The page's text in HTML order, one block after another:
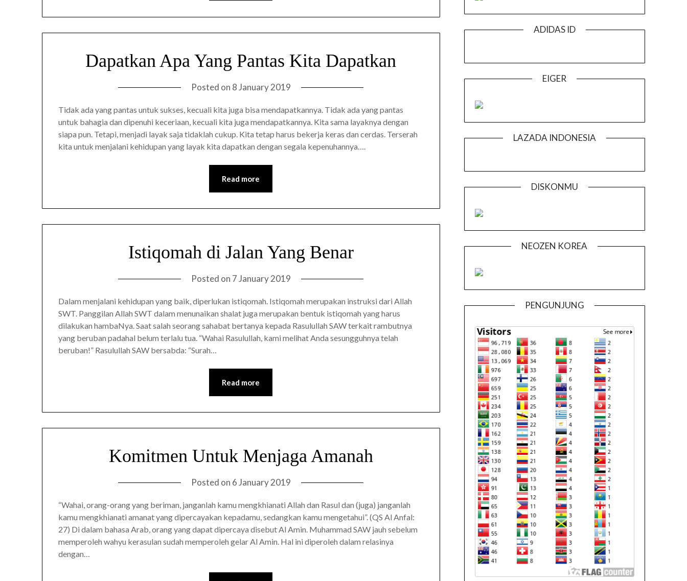
Dapatkan Apa Yang Pantas Kita Dapatkan
Posted on 8 January 2019
Tidak ada yang pantas untuk sukses, kecuali kita juga bisa mendapatkannya. Tidak ada yang pantas
untuk bahagia dan dipenuhi keceriaan, kecuali kita juga mendapatkannya. Kita sama layaknya dengan
siapa pun. Tetapi, menjadi layak saja tidaklah cukup. Kita tetap harus bekerja keras dan cerdas. Terserah
kita untuk menjalani kehidupan yang layak kita dapatkan dengan segala kepenuhannya….
Read more
Istiqomah di Jalan Yang Benar
Posted on 7 January 2019
Dalam menjalani kehidupan yang baik, diperlukan istiqomah. Istiqomah merupakan instruksi dari Allah
SWT. Panggilan Allah SWT dalam menunaikan shalat juga merupakan bentuk istiqomah yang harus
dilakukan hambaNya. Saat salah seorang sahabat bertanya kepada Rasulullah SAW terkait rambutnya
yang beruban padahal belum terlalu tua. “Wahai Rasulullah, kami melihat Anda sesungguhnya telah
beruban!” Rasulullah SAW bersabda: “Surah…
Read more
Komitmen Untuk Menjaga Amanah
Posted on 6 January 2019
“Wahai, orang-orang yang beriman, janganlah kamu mengkhianati Allah dan Rasul dan (juga) janganlah
kamu mengkhianati amanat yang dipercayakan kepadamu, sedangkan kamu mengetahui”. (QS Al Anfal:
27) Di dalam bahasa Arab, orang yang dapat dipercaya disebut Al Amin. Muhammad SAW jauh sebelum
memperoleh wahyu kerasulan sudah memperoleh gelar Al Amin. Hal ini diperoleh dalam relasinya
dengan…
ADIDAS ID
EIGER
LAZADA INDONESIA
DISKONMU
NEOZEN KOREA
PENGUNJUNG